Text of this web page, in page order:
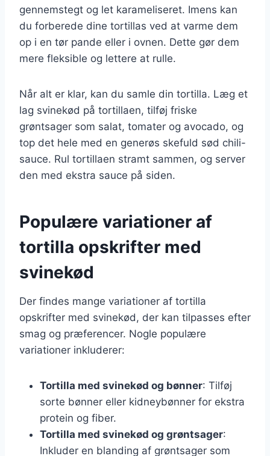
gennemstegt og let karameliseret. Imens kan
du forberede dine tortillas ved at varme dem
op i en tør pande eller i ovnen. Dette gør dem
mere fleksible og lettere at rulle.
Når alt er klar, kan du samle din tortilla. Læg et
lag svinekød på tortillaen, tilføj friske
grøntsager som salat, tomater og avocado, og
top det hele med en generøs skefuld sød chili-
sauce. Rul tortillaen stramt sammen, og server
den med ekstra sauce på siden.
Populære variationer af
tortilla opskrifter med
svinekød
Der findes mange variationer af tortilla
opskrifter med svinekød, der kan tilpasses efter
smag og præferencer. Nogle populære
variationer inkluderer:
Tortilla med svinekød og bønner: Tilføj
sorte bønner eller kidneybønner for ekstra
protein og fiber.
Tortilla med svinekød og grøntsager:
Inkluder en blanding af grøntsager som